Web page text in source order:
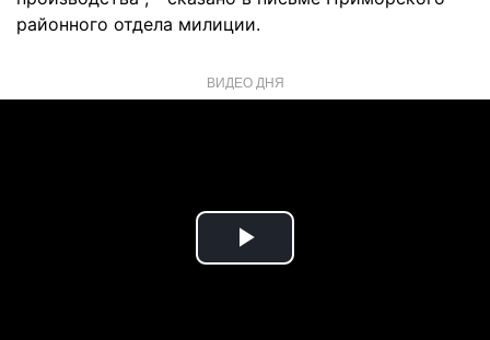
районного отдела милиции.
ВИДЕО ДНЯ
Play